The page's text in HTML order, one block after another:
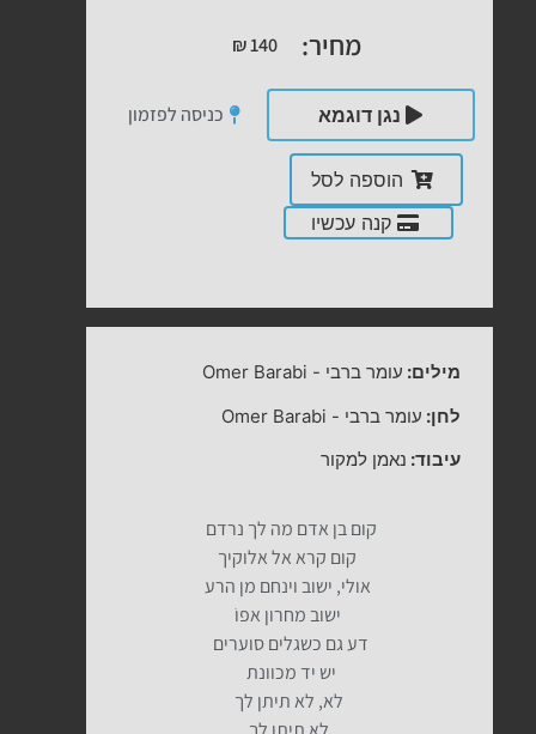
מחיר: ₪140
נגן דוגמא כניסה לפזמון
הוספה לסל
קנה עכשיו
מילים: עומר ברבי -
Omer Barabi
לחן: עומר ברבי -
Omer Barabi
עיבוד: נאמן למקור
קום בן אדם מה לך נרדם
קום קרא אל אלוקיך
אולי, ישוב וינחם מן הרע
ישוב מחרון אפוֹ⁠
דע גם כשגלים סוערים
יש יד מכוונת
לא, לא תיתן לך